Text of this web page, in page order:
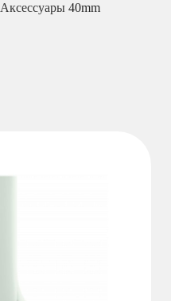
Аксессуары 40mm